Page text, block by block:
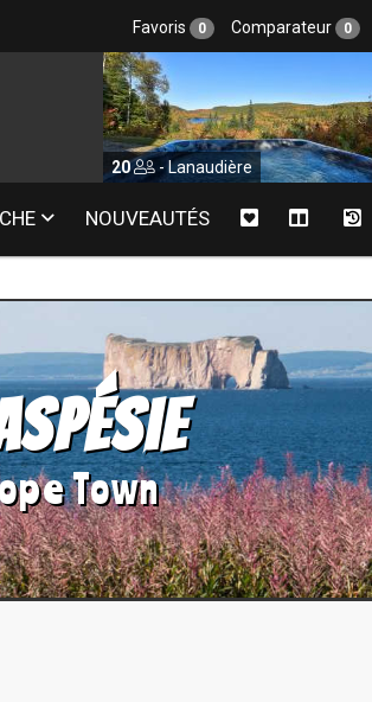
Favoris 0 Comparateur 0
- Lanaudière 20
NOUVEAUTÉS
Town